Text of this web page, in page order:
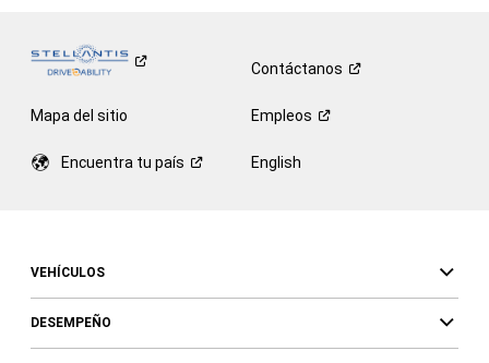
Contáctanos
Mapa del sitio Empleos
Encuentra tu país English
VEHÍCULOS
DESEMPEÑO